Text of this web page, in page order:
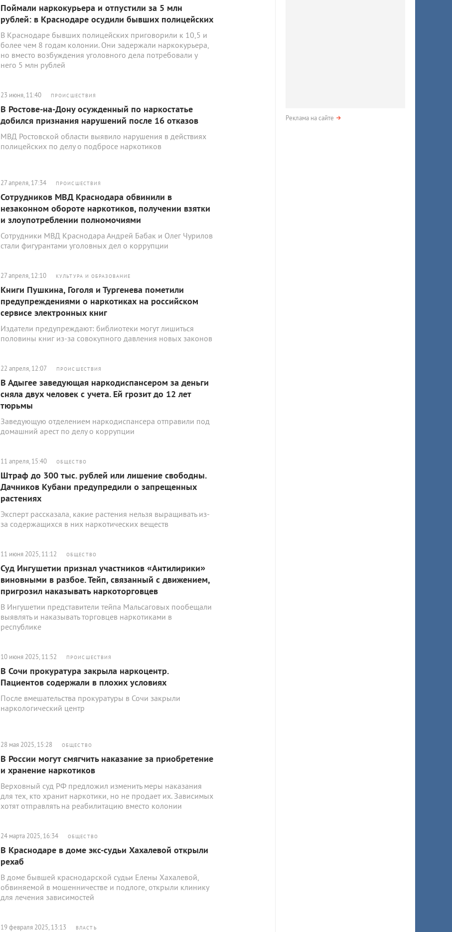
Поймали наркокурьера и отпустили за 5 млн
рублей: в Краснодаре осудили бывших полицейских
В Краснодаре бывших полицейских приговорили к 10,5 и
более чем 8 годам колонии. Они задержали наркокурьера,
но вместо возбуждения уголовного дела потребовали у
него 5 млн рублей
23 июня, 11:40 ПРОИСШЕСТВИЯ
В Ростове-на-Дону осужденный по наркостатье
добился признания нарушений после 16 отказов
МВД Ростовской области выявило нарушения в действиях
полицейских по делу о подбросе наркотиков
27 апреля, 17:34 ПРОИСШЕСТВИЯ
Сотрудников МВД Краснодара обвинили в
незаконном обороте наркотиков, получении взятки
и злоупотреблении полномочиями
Сотрудники МВД Краснодара Андрей Бабак и Олег Чурилов
стали фигурантами уголовных дел о коррупции
27 апреля, 12:10 КУЛЬТУРА И ОБРАЗОВАНИЕ
Книги Пушкина, Гоголя и Тургенева пометили
предупреждениями о наркотиках на российском
сервисе электронных книг
Издатели предупреждают: библиотеки могут лишиться
половины книг из-за совокупного давления новых законов
22 апреля, 12:07 ПРОИСШЕСТВИЯ
В Адыгее заведующая наркодиспансером за деньги
сняла двух человек с учета. Ей грозит до 12 лет
тюрьмы
Заведующую отделением наркодиспансера отправили под
домашний арест по делу о коррупции
11 апреля, 15:40 ОБЩЕСТВО
Штраф до 300 тыс. рублей или лишение свободны.
Дачников Кубани предупредили о запрещенных
растениях
Эксперт рассказала, какие растения нельзя выращивать из-
за содержащихся в них наркотических веществ
11 июня 2025, 11:12 ОБЩЕСТВО
Суд Ингушетии признал участников «Антилирики»
виновными в разбое. Тейп, связанный с движением,
пригрозил наказывать наркоторговцев
В Ингушетии представители тейпа Мальсаговых пообещали
выявлять и наказывать торговцев наркотиками в
республике
10 июня 2025, 11:52 ПРОИСШЕСТВИЯ
В Сочи прокуратура закрыла наркоцентр.
Пациентов содержали в плохих условиях
После вмешательства прокуратуры в Сочи закрыли
наркологический центр
28 мая 2025, 15:28 ОБЩЕСТВО
В России могут смягчить наказание за приобретение
и хранение наркотиков
Верховный суд РФ предложил изменить меры наказания
для тех, кто хранит наркотики, но не продает их. Зависимых
хотят отправлять на реабилитацию вместо колонии
24 марта 2025, 16:34 ОБЩЕСТВО
В Краснодаре в доме экс-судьи Хахалевой открыли
рехаб
В доме бывшей краснодарской судьи Елены Хахалевой,
обвиняемой в мошенничестве и подлоге, открыли клинику
для лечения зависимостей
19 февраля 2025, 13:13 ВЛАСТЬ
Реклама на сайте